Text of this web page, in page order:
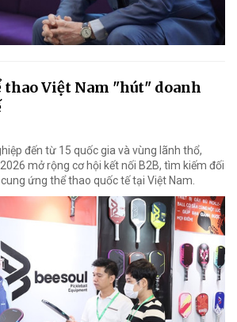
Việt Nam "hút" doanh
đến từ 15 quốc gia và vùng lãnh thổ,
mở rộng cơ hội kết nối B2B, tìm kiếm đối
ứng thể thao quốc tế tại Việt Nam.